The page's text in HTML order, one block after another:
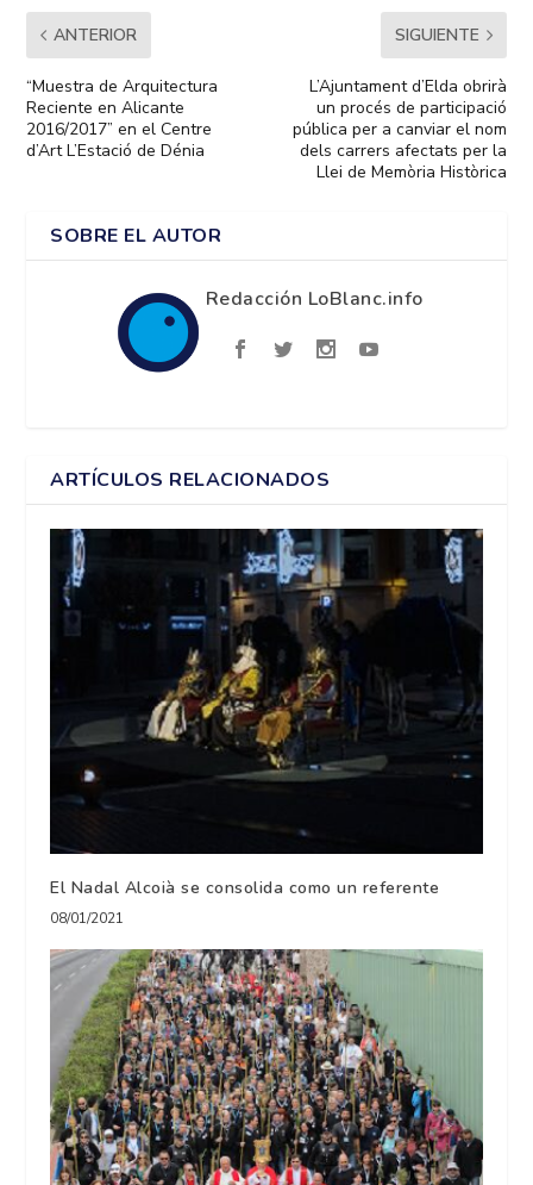
ANTERIOR
“Muestra de Arquitectura
Reciente en Alicante
2016/2017” en el Centre
d’Art L’Estació de Dénia
SIGUIENTE
L’Ajuntament d’Elda obrirà
un procés de participació
pública per a canviar el nom
dels carrers afectats per la
Llei de Memòria Històrica
SOBRE EL AUTOR
Redacción LoBlanc.info
ARTÍCULOS RELACIONADOS
El Nadal Alcoià se consolida como un referente
08/01/2021